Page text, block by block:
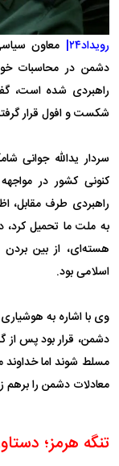
رویداد۲۴|
معاون
دشمن در محاسبات
راهبردی شده است،
شکست و افول قرار
سردار یدالله جوانی
کنونی کشور در
راهبردی طرف مقابل،
به ملت ما تحمیل کرد،
هسته‌ای، از بین
اسلامی بود.
وی با اشاره به
دشمن، قرار بود پس از
مسلط شوند اما خداوند
معادلات دشمن را برهم
تنگه هرمز؛ دستاورد ۵۰۰ ساله